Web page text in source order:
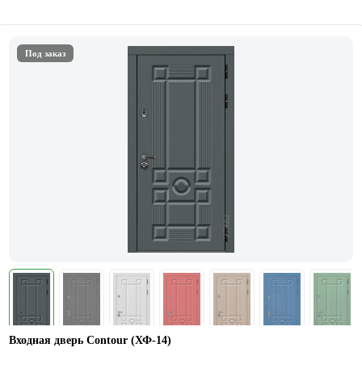
Под заказ
Входная дверь Contour (ХФ-14)